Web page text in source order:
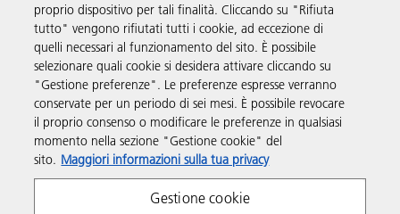
Supporto
Link utili
Seguici sui social
proprio dispositivo per tali finalità. Cliccando su "Rifiuta
tutto" vengono rifiutati tutti i cookie, ad eccezione di
quelli necessari al funzionamento del sito. È possibile
selezionare quali cookie si desidera attivare cliccando su
"Gestione preferenze". Le preferenze espresse verranno
conservate per un periodo di sei mesi. È possibile revocare
il proprio consenso o modificare le preferenze in qualsiasi
momento nella sezione "Gestione cookie" del
sito. Maggiori informazioni sulla tua privacy
Gestione cookie